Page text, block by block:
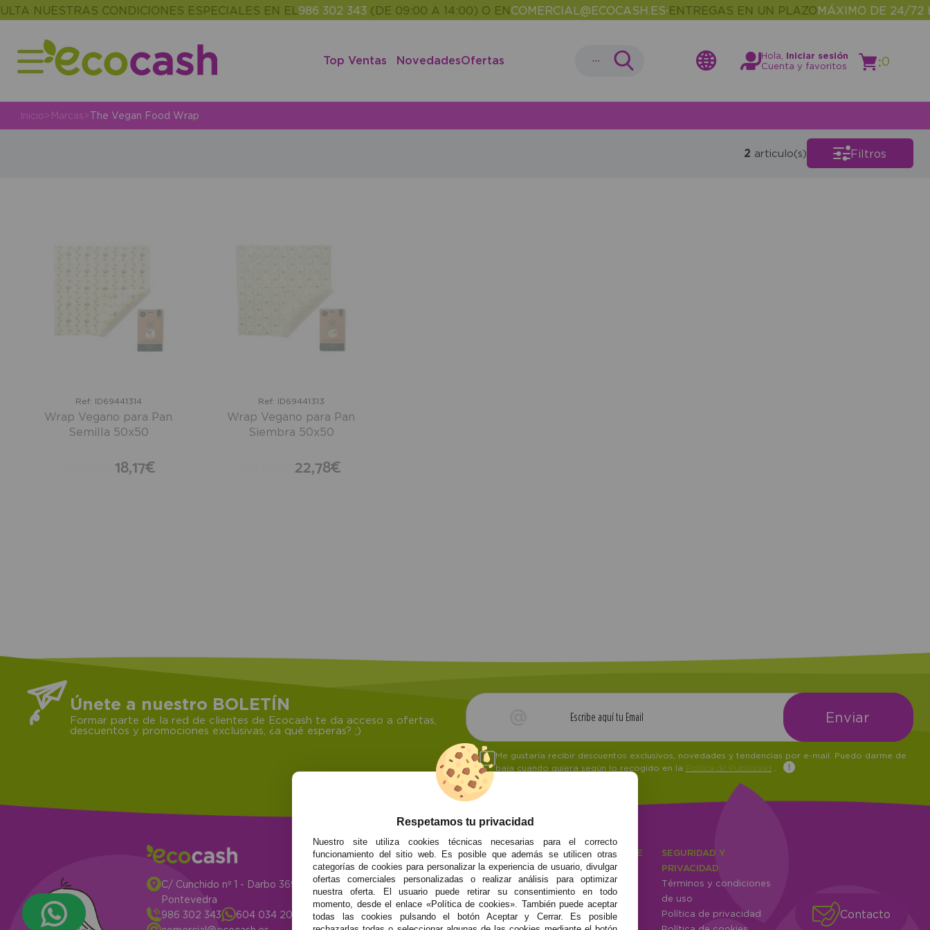
NUESTRAS CONDICIONES ESPECIALES EN EL986 302 343 (DE 09:00 A 14:00) O ENCOMERCIAL@ECOCASH.ES•ENTREGAS EN UN PLAZOMÁXIMO DE 24/72
Top Ventas NovedadesOfertas ... Hola,
Iniciar sesión
Cuenta y favoritos
:0
Inicio> Marcas> The Vegan Food Wrap
2 articulo(s) Filtros
Ref: ID69441314
Wrap Vegano para Pan
Semilla 50x50
18,17€
Ref: ID69441313
Wrap Vegano para Pan
Siembra 50x50
22,78€
Únete a nuestro BOLETÍN
Formar parte de la red de clientes de Ecocash te da acceso a ofertas,
descuentos y promociones exclusivas, ¿a qué esperas? ;)
Me gustaría recibir descuentos exclusivos, novedades y tendencias por e-mail. Puedo darme de
baja cuando quiera según lo recogido en la Política de Publicidad
C/ Cunchido nº 1 - Darbo 36940 Cangas
Pontevedra
986 302 343
604 034 204
NOSOTROS
Quiénes somos
Info
ATENCIÓN AL CLIENTE
Envíos y devoluciones
Formas de pago
Preguntas Frecuentes
Contacto
SEGURIDAD Y
PRIVACIDAD
Términos y condiciones
de uso
Política de privacidad
Contacto
Respetamos tu privacidad
Nuestro site utiliza cookies técnicas necesarias para el correcto
funcionamiento del sitio web. Es posible que además se utilicen otras
categorías de cookies para personalizar la experiencia de usuario, divulgar
ofertas comerciales personalizadas o realizar análisis para optimizar
nuestra oferta. El usuario puede retirar su consentimiento en todo
momento, desde el enlace «Política de cookies». También puede aceptar
todas las cookies pulsando el botón Aceptar y Cerrar. Es posible